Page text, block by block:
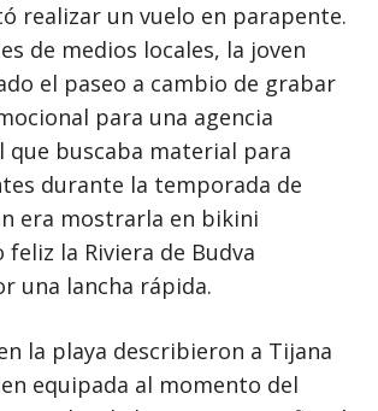
realizar un vuelo en parapente.
de medios locales, la joven
el paseo a cambio de grabar
para una agencia
que buscaba material para
durante la temporada de
era mostrarla en bikini
la Riviera de Budva
una lancha rápida.
la playa describieron a Tijana
equipada al momento del